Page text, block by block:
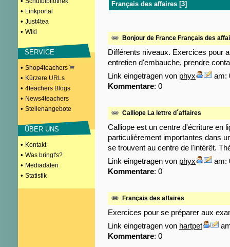
• Linkportal
• Just4tea
• Wiki
SERVICE
• Shop4teachers
• Kürzere URLs
• 4teachers Blogs
• News4teachers
• Stellenangebote
ÜBER UNS
• Kontakt
• Was bringt's?
• Mediadaten
• Statistik
Français des affaires [3]
Bonjour de France Français des
Différents niveaux. Exercices pour
entretien d'embauche, prendre
Link eingetragen von phyx
am:
Kommentare: 0
Calliope La lettre d´affaires
Calliope est un centre d'écriture en
particulièrement importantes dans
se trouvent au centre de l'intérêt.
Link eingetragen von phyx
am:
Kommentare: 0
Français des affaires
Exercices pour se préparer aux
Link eingetragen von hartpet
Kommentare: 0